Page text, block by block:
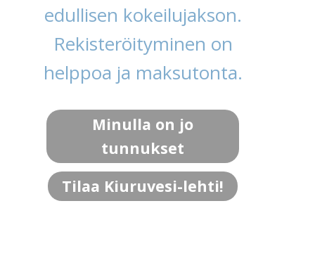
edullisen kokeilujakson.
Rekisteröityminen on
helppoa ja maksutonta.
Minulla on jo
tunnukset
Tilaa Kiuruvesi-lehti!